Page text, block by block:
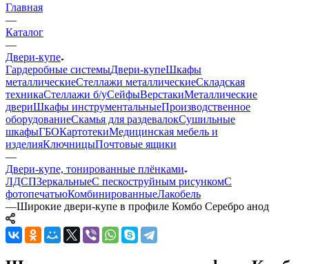
Главная
—
Каталог
—
Двери-купе
Гардеробные системыДвери-купеШкафы
металлическиеСтеллажи металлическиеСкладская
техникаСтеллажи б/уСейфыВерстакиМеталлические
двериШкафы инструментальныеПроизводственное
оборудованиеСкамья для раздевалокСушильные
шкафыГБОКартотекиМедицинская мебель и
изделияКлючницыПочтовые ящики
—
Двери-купе, тонированные плёнками
ЛДСПЗеркальныеС пескоструйным рисункомС
фотопечатьюКомбинированныеЛакобель
—Широкие двери-купе в профиле Комбо Серебро анод